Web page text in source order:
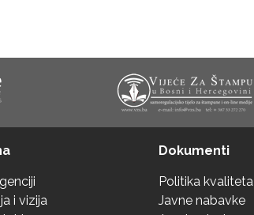
i vizija
Dokumenti
Politika kvaliteta
Javne nabavke